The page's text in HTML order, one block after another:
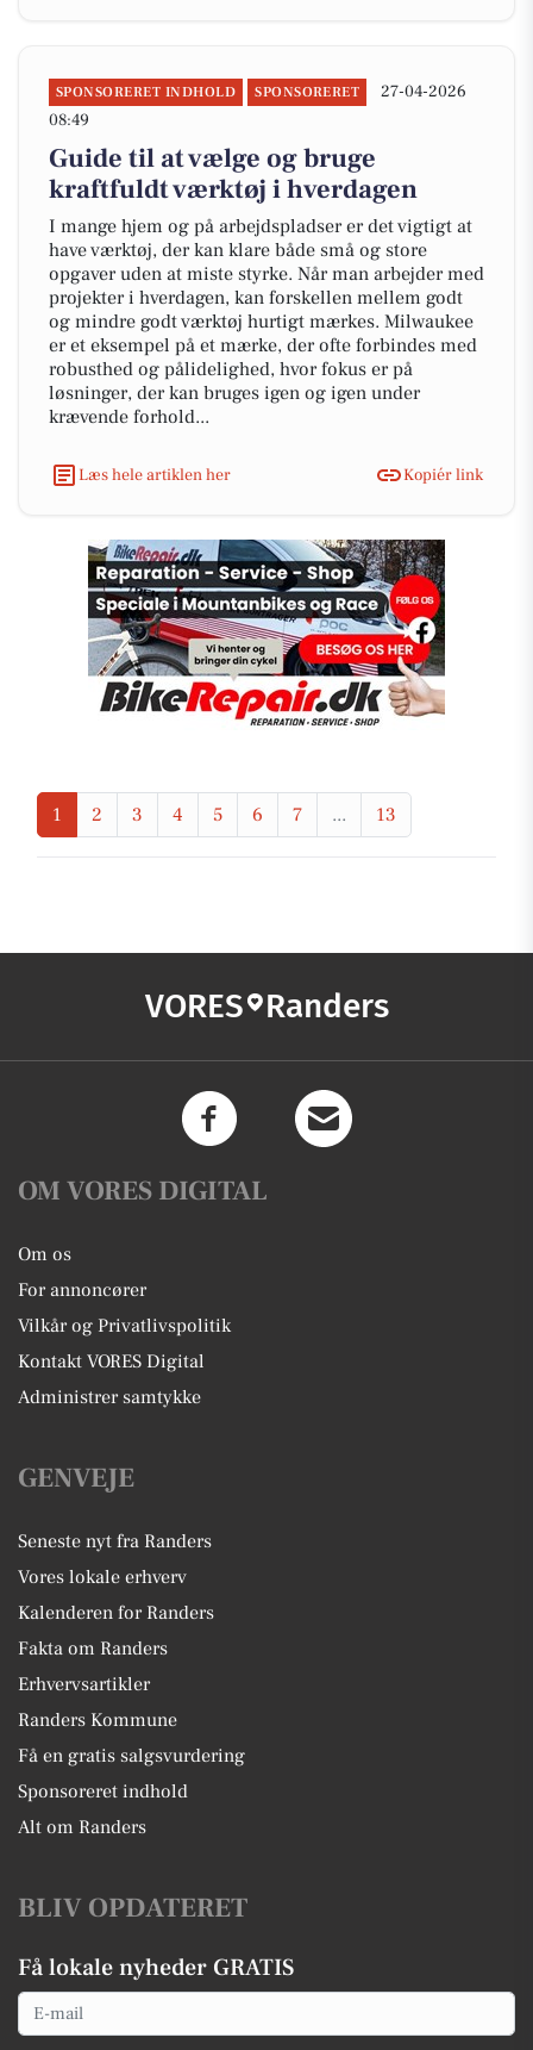
SPONSORERET INDHOLD SPONSORERET
27-04-2026
08:49
Guide til at vælge og bruge
kraftfuldt værktøj i hverdagen
I mange hjem og på arbejdspladser er det vigtigt at
have værktøj, der kan klare både små og store
opgaver uden at miste styrke. Når man arbejder med
projekter i hverdagen, kan forskellen mellem godt
og mindre godt værktøj hurtigt mærkes. Milwaukee
er et eksempel på et mærke, der ofte forbindes med
robusthed og pålidelighed, hvor fokus er på
løsninger, der kan bruges igen og igen under
krævende forhold...
Læs hele artiklen her Kopiér link
1 2 3 4 5 6 7 ... 13
VORES Randers
OM VORES DIGITAL
Om os
For annoncører
Vilkår og Privatlivspolitik
Kontakt VORES Digital
Administrer samtykke
GENVEJE
Seneste nyt fra Randers
Vores lokale erhverv
Kalenderen for Randers
Fakta om Randers
Erhvervsartikler
Randers Kommune
Få en gratis salgsvurdering
Sponsoreret indhold
Alt om Randers
BLIV OPDATERET
Få lokale nyheder GRATIS
Email